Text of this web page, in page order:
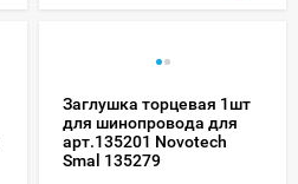
Заглушка торцевая 1шт
для шинопровода для
арт.135201 Novotech
Smal 135279